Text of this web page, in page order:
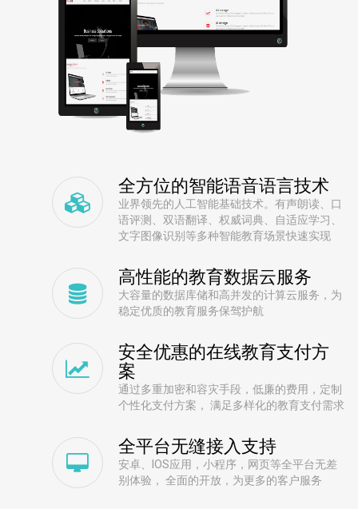
全方位的智能语音语言技术
业界领先的人工智能基础技术。有声朗读、口
语评测、双语翻译、权威词典、自适应学习、
文字图像识别等多种智能教育场景快速实现
高性能的教育数据云服务
大容量的数据库储和高并发的计算云服务，为
稳定优质的教育服务保驾护航
安全优惠的在线教育支付方
案
通过多重加密和容灾手段，低廉的费用，定制
个性化支付方案， 满足多样化的教育支付需求
全平台无缝接入支持
安卓、IOS应用，小程序，网页等全平台无差
别体验， 全面的开放，为更多的客户服务